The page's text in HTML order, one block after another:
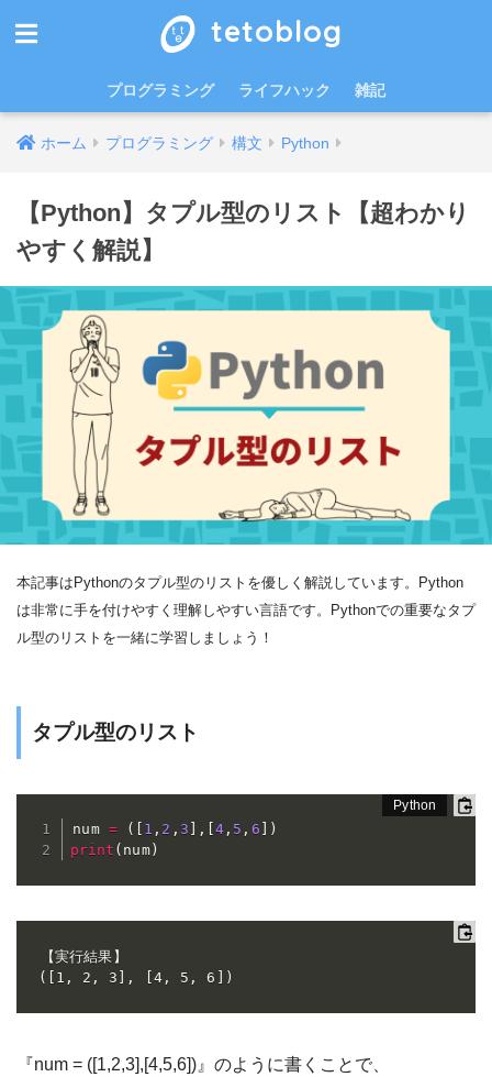
tetoblog
プログラミング ライフハック 雑記
ホーム プログラミング 構文 Python
【Python】タプル型のリスト【超わかり
やすく解説】
本記事はPythonのタプル型のリストを優しく解説しています。Python
は非常に手を付けやすく理解しやすい言語です。Pythonでの重要なタプ
ル型のリストを一緒に学習しましょう！
タプル型のリスト
num = ( 1 , 2 , 3 , [4 , 5 , 6
)
print ( num)
【実行結果】
([1, 2, 3], [4, 5, 6])
『num = ([1,2,3],[4,5,6])』のように書くことで、